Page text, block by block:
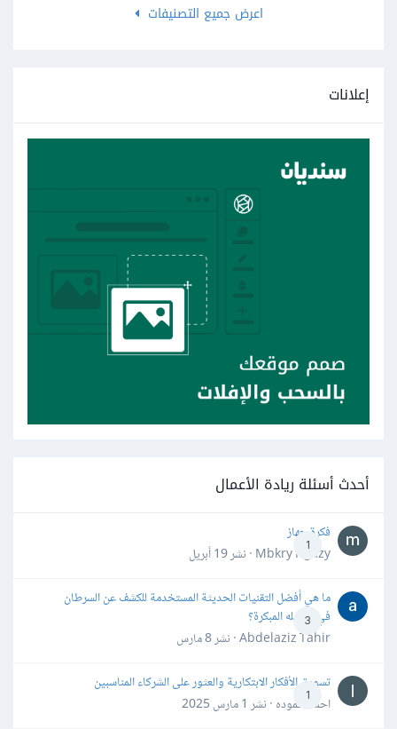
اعرض جميع التصنيفات
إعلانات
أحدث أسئلة ريادة الأعمال
1
فكرة جهاز
Mbkry Hgazy · نشر
19 أبريل
3
ما هي أفضل التقنيات الحديثة المستخدمة للكشف عن السرطان
في مراحله المبكرة؟
Abdelaziz Tahir · نشر
8 مارس
1
تسويق الأفكار الابتكارية والعثور على الشركاء المناسبين
احمد حموده · نشر 1 مارس 2025